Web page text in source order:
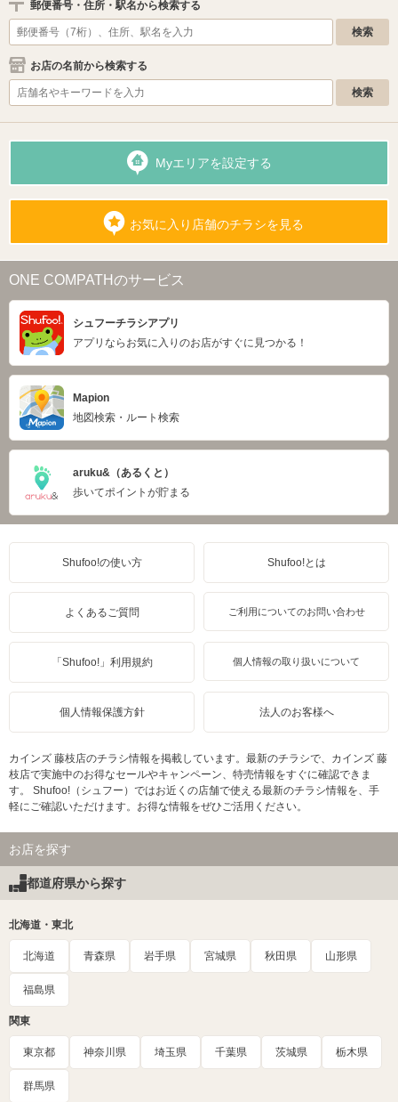
郵便番号・住所・駅名から検索する
お店の名前から検索する
Myエリアを設定する
お気に入り店舗のチラシを見る
ONE COMPATHのサービス
シュフーチラシアプリ
アプリならお気に入りのお店がすぐに見つかる！
Mapion
地図検索・ルート検索
aruku&（あるくと）
歩いてポイントが貯まる
Shufoo!の使い方 Shufoo!とは
よくあるご質問 ご利用についてのお問い合わせ
「Shufoo!」利用規約 個人情報の取り扱いについて
個人情報保護方針 法人のお客様へ
カインズ 藤枝店のチラシ情報を掲載しています。最新のチラシで、カインズ 藤
枝店で実施中のお得なセールやキャンペーン、特売情報をすぐに確認できま
す。 Shufoo!（シュフー）ではお近くの店舗で使える最新のチラシ情報を、手
軽にご確認いただけます。お得な情報をぜひご活用ください。
お店を探す
都道府県から探す
北海道・東北
北海道 青森県 岩手県 宮城県 秋田県 山形県
福島県
関東
東京都 神奈川県 埼玉県 千葉県 茨城県 栃木県
群馬県